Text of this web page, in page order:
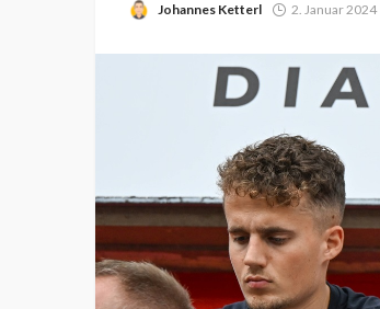
Johannes Ketterl 2. Januar 2024